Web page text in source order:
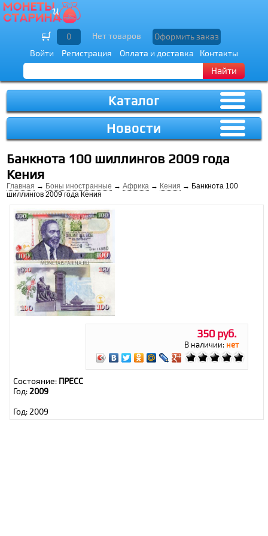
Войти Регистрация Оплата и доставка Контакты
Найти
0 Нет товаров Оформить заказ
Каталог
Новости
Банкнота 100 шиллингов 2009 года
Кения
Главная → Боны иностранные →Африка → Кения → Банкнота 100
шиллингов 2009 года Кения
350 руб.
В наличии: нет
Состояние: ПРЕСС
Год:2009
Год: 2009